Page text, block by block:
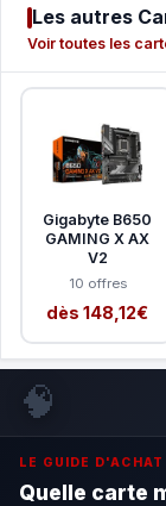
Les autres
Voir toutes les
Gigabyte B650
GAMING X AX
V2
10 offres
dès 148,12€
🧠
LE GUIDE
Quelle carte